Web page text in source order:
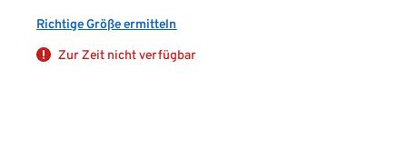
Richtige Größe ermitteln
Zur Zeit nicht verfügbar